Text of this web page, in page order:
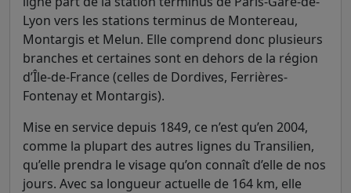
Lyon vers les stations terminus de Montereau,
Montargis et Melun. Elle comprend donc plusieurs
branches et certaines sont en dehors de la région
d’Île-de-France (celles de Dordives, Ferrières-
Fontenay et Montargis).
Mise en service depuis 1849, ce n’est qu’en 2004,
comme la plupart des autres lignes du Transilien,
qu’elle prendra le visage qu’on connaît d’elle de nos
jours. Avec sa longueur actuelle de 164 km, elle